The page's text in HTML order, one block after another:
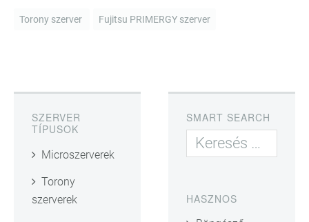
Torony szerver Fujitsu PRIMERGY szerver
SZERVER
TÍPUSOK
Microszerverek
Torony
szerverek
SMART SEARCH
HASZNOS